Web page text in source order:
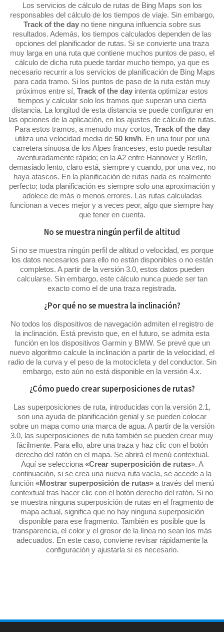
Los servicios de cálculo de rutas de Bing Maps son los
responsables del cálculo de los tiempos de viaje. Sin embargo,
Track of the dayno tiene ninguna influencia sobre sus
resultados. Además, los tiempos calculados dependen de las
opciones del planificador de rutas. Si se convierte una traza
muy larga en una ruta que contiene muchos puntos de paso, el
cálculo de dicha ruta puede tardar mucho tiempo, ya que es
necesario recurrir a los servicios de planificación de Bing Maps
para cada tramo. Si los puntos de paso de la ruta están muy
próximos entre sí, Track of the day intenta optimizar estos
tiempos y calcular solo los tramos que superan una cierta
distancia. La longitud de esta distancia se puede configurar en
las opciones de la aplicación, en los ajustes de cálculo de rutas.
Para estos tramos, a menudo muy cortos, Track of the day
utiliza una velocidad media de 50 km/h. En una tour por una
carretera sinuosa de los Alpes franceses, esto puede resultar
aventuradamente rápido; en la A2 entre Hannover y Berlín,
demasiado lento, claro está, siempre y cuando, por una vez, no
haya atascos. En la planificación de rutas nada es realmente
perfecto; toda planificación es siempre solo una aproximación y
adolece de más o menos errores. Las rutas calculadas
funcionan a veces mejor y a veces peor, algo que siempre hay
que tener en cuenta.
No se muestra ningún perfil de altitud
Si no se muestra ningún perfil de altitud o velocidad, es porque
los datos necesarios para ello no están disponibles o no están
completos. A partir de la versión 3.0, estos datos pueden
calcularse. Sin embargo, este cálculo nunca puede ser tan
exacto como el de una traza registrada.
¿Por qué no se muestra la inclinación?
No todos los dispositivos de navegación admiten el registro de
la inclinación. Está previsto que, en el futuro, se admita esta
función en los dispositivos Garmin y BMW. Se prevé que un
nuevo algoritmo calcule la inclinación a partir de la velocidad, el
radio de la curva y el peso de la motocicleta y del conductor. Sin
embargo, esto aún no está disponible en la versión 4.x.
¿Cómo puedo crear superposiciones de rutas?
Las superposiciones de ruta, introducidas con la versión 2.1,
son una ayuda de planificación genial y se pueden colocar
sobre un mapa como una marca de agua. A partir de la versión
3.0, las superposiciones de ruta también se pueden crear muy
fácilmente. Para ello, abre una traza y haz clic con el botón
derecho del ratón en el mapa. Se abrirá el menú contextual.
Aquí se selecciona «Crear superposición de rutas». A
continuación, si se crea una nueva ruta vacía, se accede a la
función «Mostrar superposición de rutas» a través del menú
contextual tras hacer clic con el botón derecho del ratón. Si no
se muestra ninguna superposición de rutas en el fragmento de
mapa actual, significa que no hay ninguna superposición
disponible para ese fragmento. También es posible que la
transparencia, el color y el grosor de la línea no sean los más
adecuados. En este caso, conviene revisar rápidamente la
configuración y ajustarla si es necesario.